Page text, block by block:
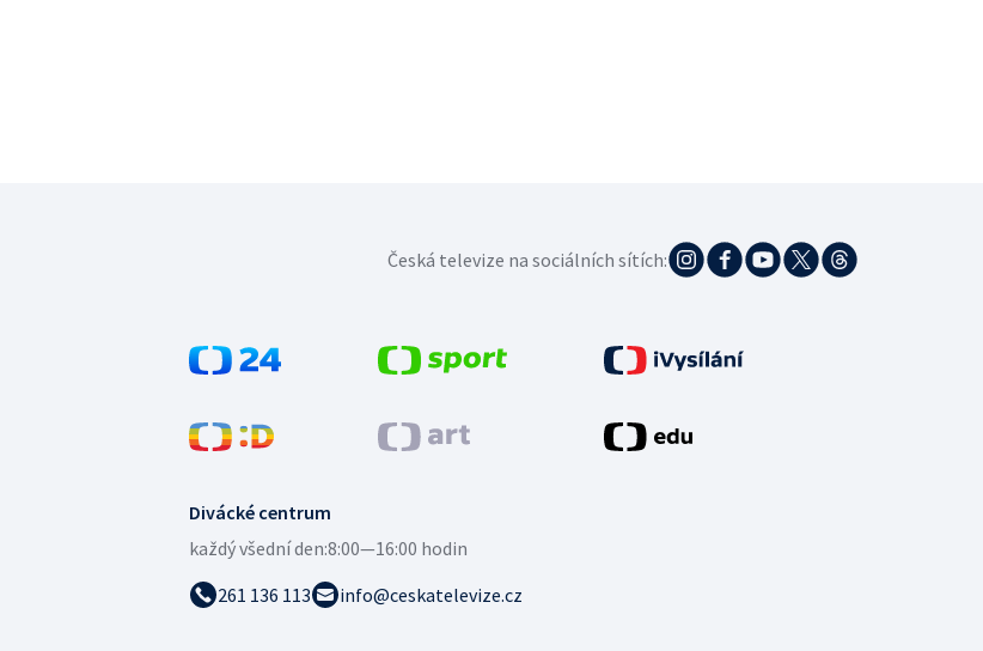
Divácké centrum
každý všední den:8:00—16:00 hodin
261 136 113
info@ceskatelevize.cz
Česká televize na sociálních sítích: